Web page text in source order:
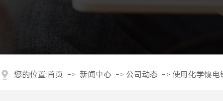
您的位置:首页 -> 新闻中心 -> 公司动态 -> 使用化学镍电